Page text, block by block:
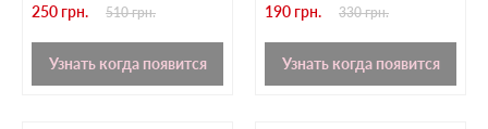
250 грн. 510 грн.
Узнать когда появится
190 грн. 330 грн.
Узнать когда появится